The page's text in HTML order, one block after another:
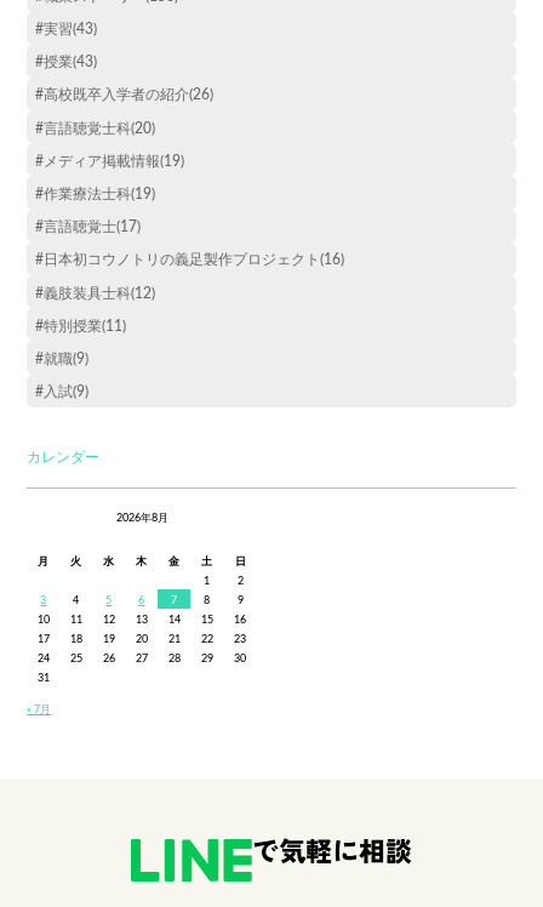
#実習(43)
#授業(43)
#高校既卒入学者の紹介(26)
#言語聴覚士科(20)
#メディア掲載情報(19)
#作業療法士科(19)
#言語聴覚士(17)
#日本初コウノトリの義足製作プロジェクト(16)
#義肢装具士科(12)
#特別授業(11)
#就職(9)
#入試(9)
カレンダー
2026年8月
月 火 水 木 金 土
日
1
2
3
4 5 6 7 8
9
10
11 12 13 14 15
16
17
18 19 20 21 22
23
24
25 26 27 28 29
30
31
« 7月
で気軽に相談